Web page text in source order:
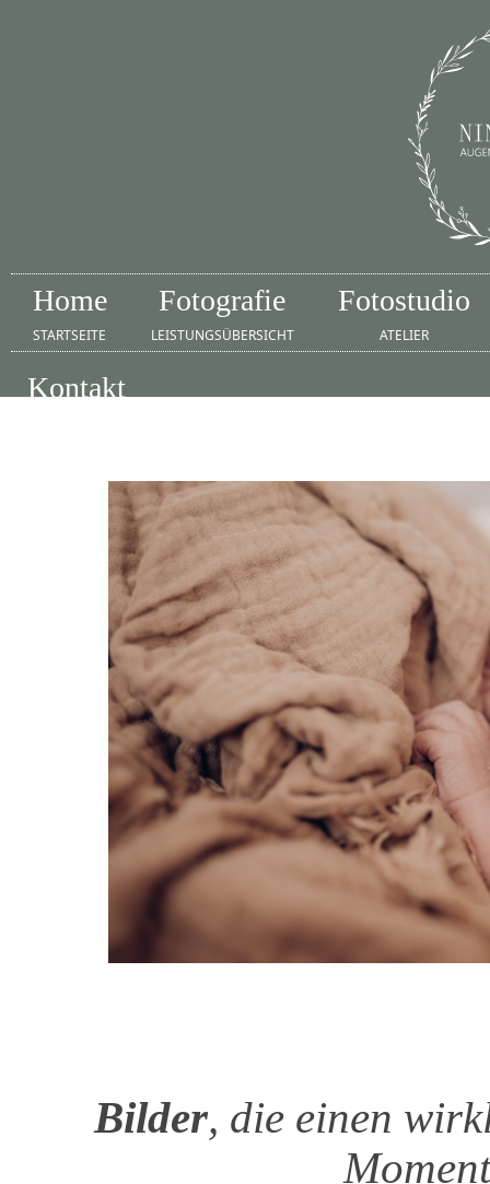
Home
STARTSEITE
Fotografie
LEISTUNGSÜBERSICHT
Fotostudio
ATELIER
Kontakt
Bilder, die einen